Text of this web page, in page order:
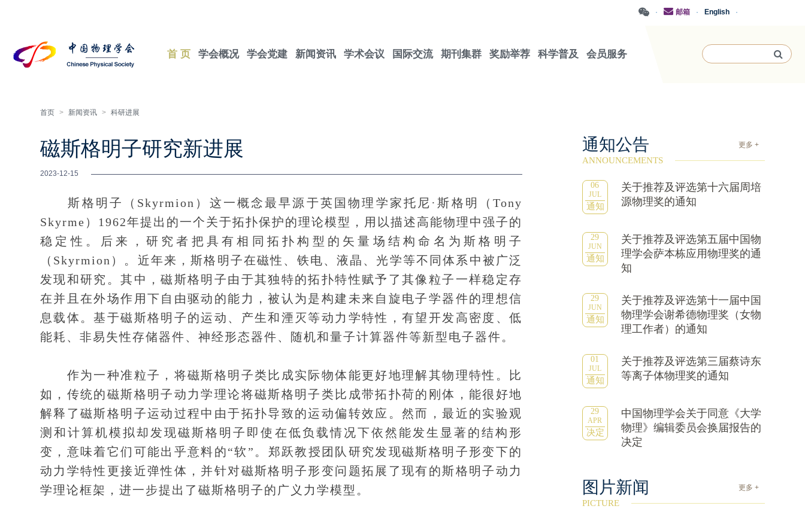
·
English
·
邮箱
·
首 页 学会概况 学会党建 新闻资讯 学术会议 国际交流 期刊集群 奖励举荐 科学普及 会员服务
首页 > 新闻资讯 > 科研进展
磁斯格明子研究新进展
2023-12-15
斯格明子（Skyrmion）这一概念最早源于英国物理学家托尼·斯格明（Tony
Skyrme）1962年提出的一个关于拓扑保护的理论模型，用以描述高能物理中强子的
稳定性。后来，研究者把具有相同拓扑构型的矢量场结构命名为斯格明子
（Skyrmion）。近年来，斯格明子在磁性、铁电、液晶、光学等不同体系中被广泛
发现和研究。其中，磁斯格明子由于其独特的拓扑特性赋予了其像粒子一样稳定存
在并且在外场作用下自由驱动的能力，被认为是构建未来自旋电子学器件的理想信
息载体。基于磁斯格明子的运动、产生和湮灭等动力学特性，有望开发高密度、低
能耗、非易失性存储器件、神经形态器件、随机和量子计算器件等新型电子器件。
作为一种准粒子，将磁斯格明子类比成实际物体能更好地理解其物理特性。比
如，传统的磁斯格明子动力学理论将磁斯格明子类比成带拓扑荷的刚体，能很好地
解释了磁斯格明子运动过程中由于拓扑导致的运动偏转效应。然而，最近的实验观
测和计算机模拟却发现磁斯格明子即使在低负载情况下依然能发生显著的结构形
变，意味着它们可能出乎意料的“软”。郑跃教授团队研究发现磁斯格明子形变下的
动力学特性更接近弹性体，并针对磁斯格明子形变问题拓展了现有的斯格明子动力
学理论框架，进一步提出了磁斯格明子的广义力学模型。
通知公告 更多 +
ANNOUNCEMENTS
06
JUL
通知
关于推荐及评选第十六届周培
源物理奖的通知
29
JUN
通知
关于推荐及评选第五届中国物
理学会萨本栋应用物理奖的通
知
29
JUN
通知
关于推荐及评选第十一届中国
物理学会谢希德物理奖（女物
理工作者）的通知
01
JUL
通知
关于推荐及评选第三届蔡诗东
等离子体物理奖的通知
29
APR
决定
中国物理学会关于同意《大学
物理》编辑委员会换届报告的
决定
更多 +
图片新闻
PICTURE